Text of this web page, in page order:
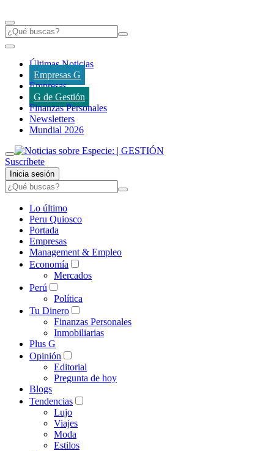
Últimas Noticias
Empresas G
Empresas
G de Gestión
Finanzas Personales
Newsletters
Mundial 2026
Suscríbete
Inicia sesión
Lo último
Peru Quiosco
Portada
Empresas
Management & Empleo
Economía
Mercados
Perú
Política
Tu Dinero
Finanzas Personales
Inmobiliarias
Plus G
Opinión
Editorial
Pregunta de hoy
Blogs
Tendencias
Lujo
Viajes
Moda
Estilos